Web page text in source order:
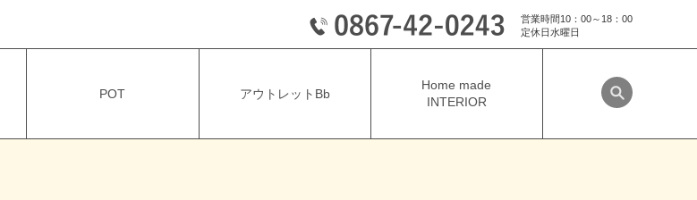
営業時間10：00～18：00
定休日水曜日
POT アウトレットBb
Home made
INTERIOR